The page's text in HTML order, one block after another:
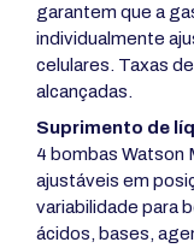
garantem que a
individualmente
celulares. Taxas
alcançadas.
Suprimento de
4 bombas Watson
ajustáveis em
variabilidade para
ácidos, bases,